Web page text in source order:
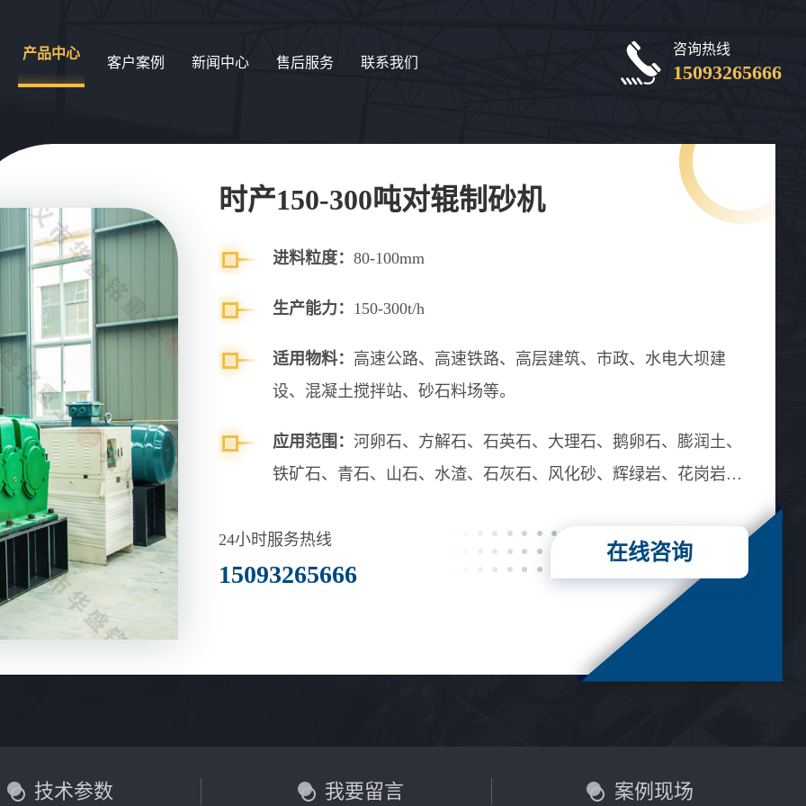
产品中心
客户案例 新闻中心 售后服务 联系我们
咨询热线
15093265666
时产150-300吨对辊制砂机
进料粒度： 80-100mm
生产能力： 150-300t/h
适用物料： 高速公路、高速铁路、高层建筑、市政、水电大坝建
设、混凝土搅拌站、砂石料场等。
应用范围： 河卵石、方解石、石英石、大理石、鹅卵石、膨润土、
铁矿石、青石、山石、水渣、石灰石、风化砂、辉绿岩、花岗岩、
24小时服务热线
15093265666
在线咨询
技术参数 我要留言 案例现场